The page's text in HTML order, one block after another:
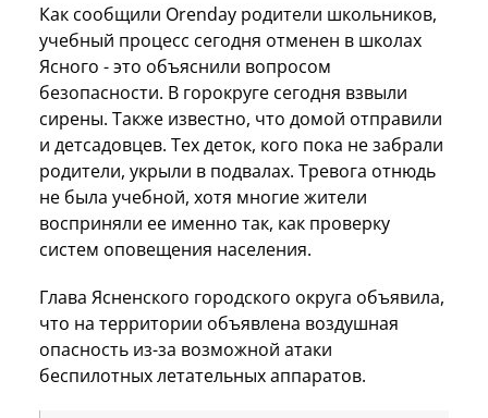
Как сообщили Orenday родители школьников,
учебный процесс сегодня отменен в школах
Ясного - это объяснили вопросом
безопасности. В горокруге сегодня взвыли
сирены. Также известно, что домой отправили
и детсадовцев. Тех деток, кого пока не забрали
родители, укрыли в подвалах. Тревога отнюдь
не была учебной, хотя многие жители
восприняли ее именно так, как проверку
систем оповещения населения.
Глава Ясненского городского округа объявила,
что на территории объявлена воздушная
опасность из-за возможной атаки
беспилотных летательных аппаратов.